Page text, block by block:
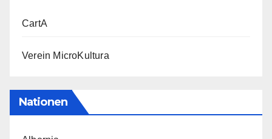
CartA
Verein MicroKultura
Nationen